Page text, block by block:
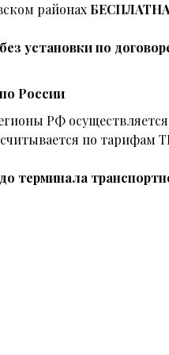
районах
установки по
России
РФ
по тарифам
терминала